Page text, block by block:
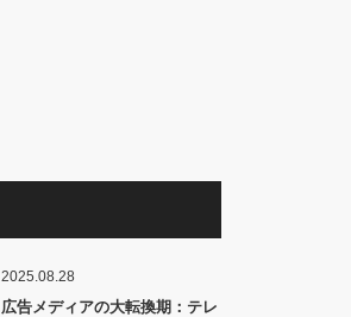
2025.08.28
広告メディアの大転換期：テレ